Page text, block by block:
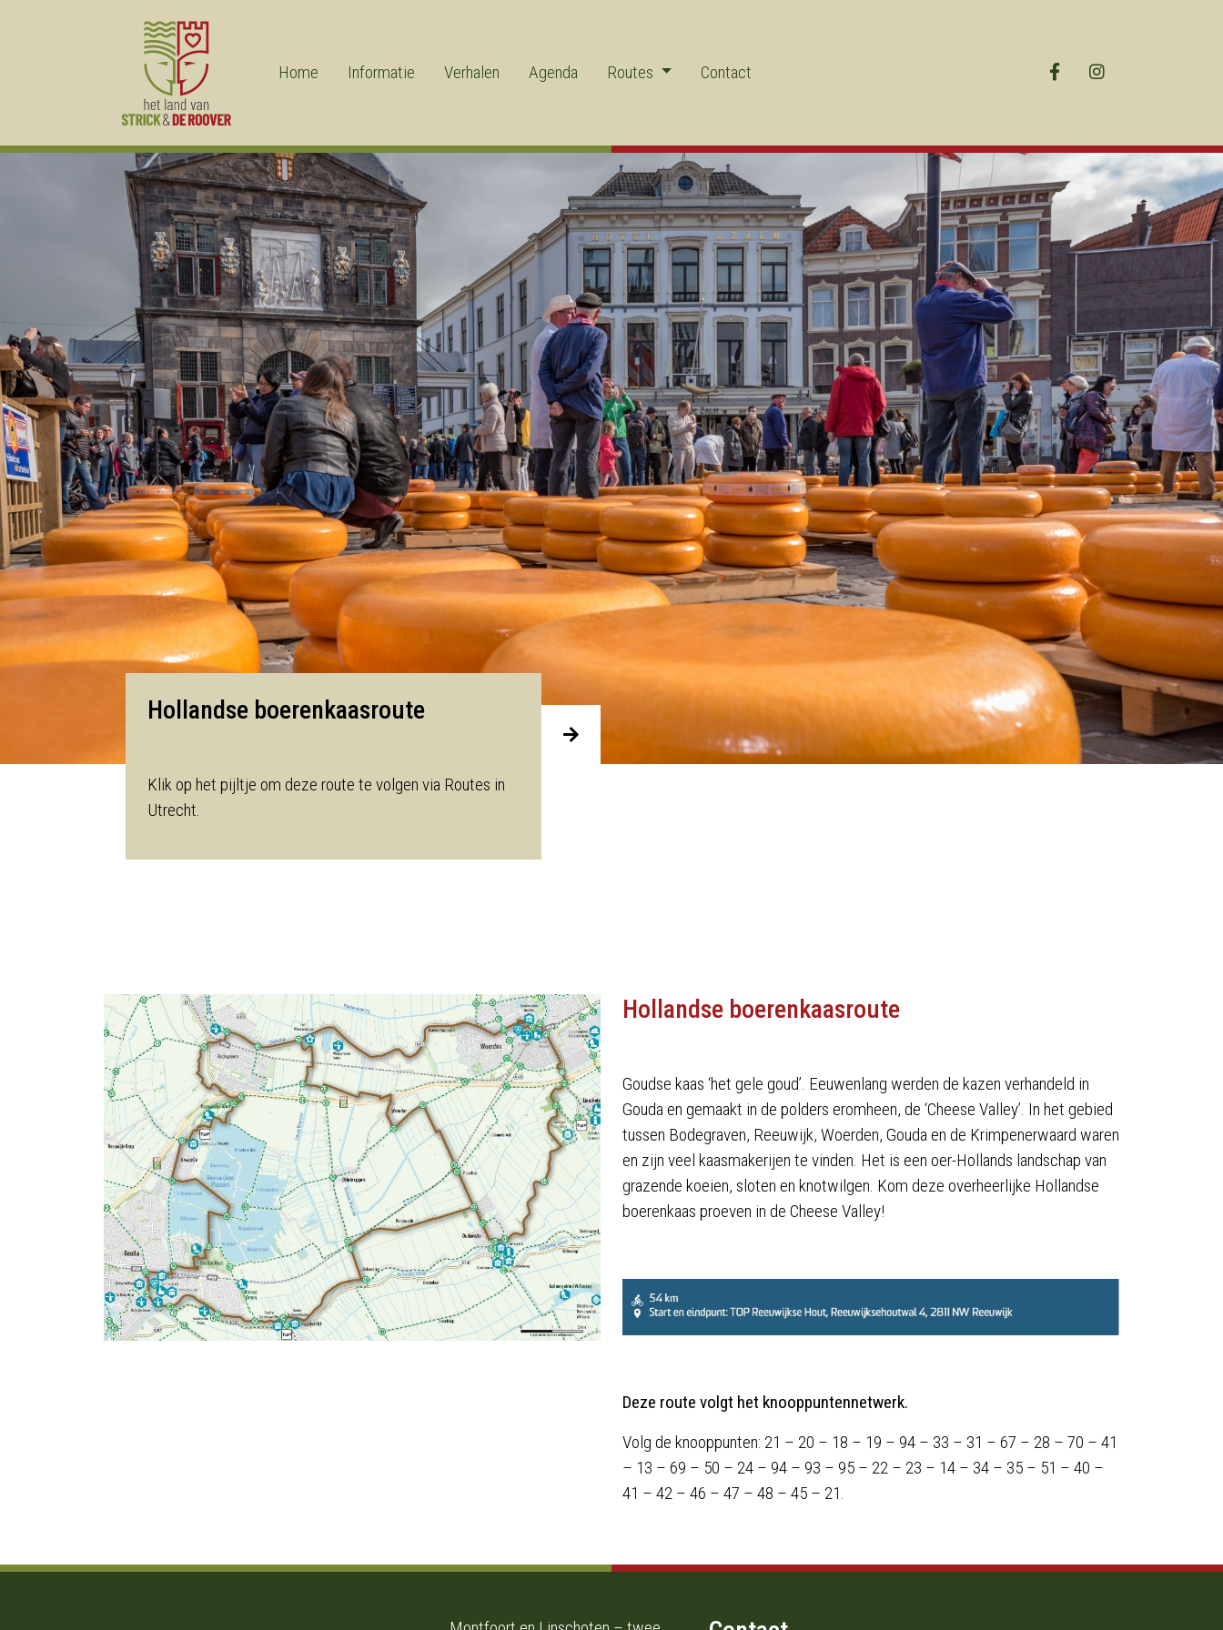
Home Informatie Verhalen Agenda Routes Contact
Hollandse boerenkaasroute
Klik op het pijltje om deze route te volgen via Routes in
Utrecht.
Hollandse boerenkaasroute
Goudse kaas ‘het gele goud’. Eeuwenlang werden de kazen verhandeld in
Gouda en gemaakt in de polders eromheen, de ‘Cheese Valley’. In het gebied
tussen Bodegraven, Reeuwijk, Woerden, Gouda en de Krimpenerwaard waren
en zijn veel kaasmakerijen te vinden. Het is een oer-Hollands landschap van
grazende koeien, sloten en knotwilgen. Kom deze overheerlijke Hollandse
boerenkaas proeven in de Cheese Valley!
Deze route volgt het knooppuntennetwerk.
Volg de knooppunten: 21 – 20 – 18 – 19 – 94 – 33 – 31 – 67 – 28 – 70 – 41
– 13 – 69 – 50 – 24 – 94 – 93 – 95 – 22 – 23 – 14 – 34 – 35 – 51 – 40 –
41 – 42 – 46 – 47 – 48 – 45 – 21.